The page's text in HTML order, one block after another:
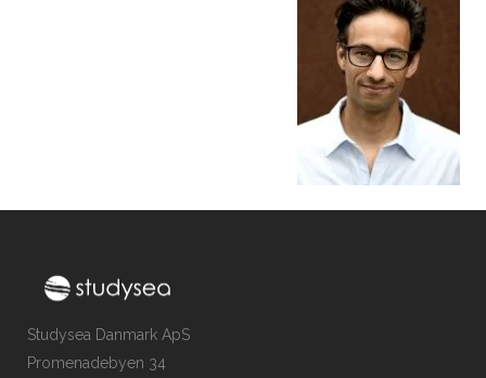
Studysea Danmark ApS
Promenadebyen 34